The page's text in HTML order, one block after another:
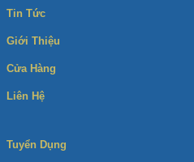
Tin Tức
Giới Thiệu
Cửa Hàng
Liên Hệ
Tuyển Dụng